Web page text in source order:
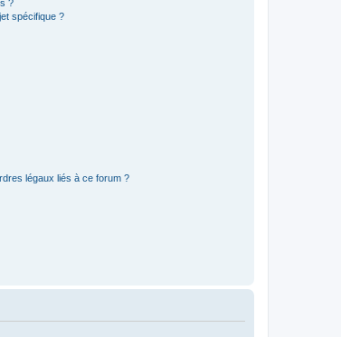
?
spécifique ?
légaux liés à ce forum ?